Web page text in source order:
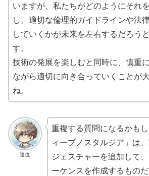
いますが、私たちがどのようにそれ
し、適切な倫理的ガイドラインや法
していくかが未来を左右するだろう
す。
技術の発展を楽しむと同時に、慎重
ながら適切に向き合っていくことが
ね。
達也
重複する質問になるかも
ィープノスタルジア」は
ジェスチャーを追加して
ーケンスを作成するもの